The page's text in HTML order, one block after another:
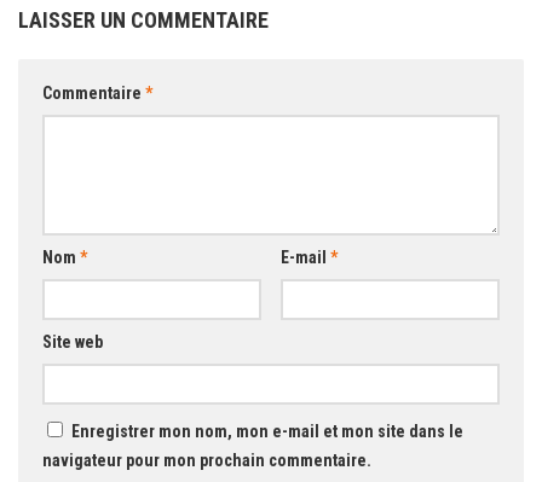
LAISSER UN COMMENTAIRE
Commentaire *
Nom * E-mail *
Site web
Enregistrer mon nom, mon e-mail et mon site dans le
navigateur pour mon prochain commentaire.